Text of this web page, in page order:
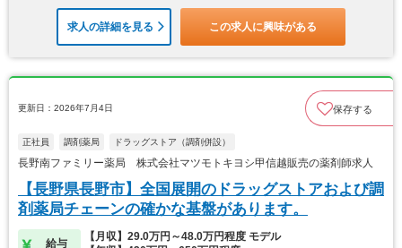
求人の詳細を見る この求人に興味がある
更新日：2026年7月4日 保存する
正社員 調剤薬局 ドラッグストア（調剤併設）
長野南ファミリー薬局 株式会社マツモトキヨシ甲信越販売の薬剤師求人
【長野県長野市】全国展開のドラッグストアおよび調
剤薬局チェーンの確かな基盤があります。
給与
【月収】29.0万円～48.0万円程度 モデル